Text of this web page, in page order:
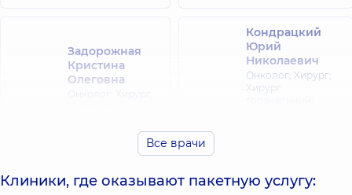
Задорожная
Кристина
Олеговна
Кондрацкий
Юрий
Николаевич
Онколог; Хирург;
Хирург
Валентин
Алексей
Все врачи
Клиники, где оказывают пакетную услугу: